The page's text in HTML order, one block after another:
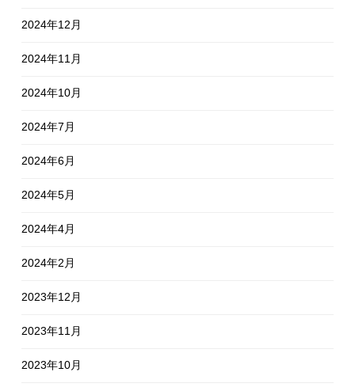
2024年12月
2024年11月
2024年10月
2024年7月
2024年6月
2024年5月
2024年4月
2024年2月
2023年12月
2023年11月
2023年10月